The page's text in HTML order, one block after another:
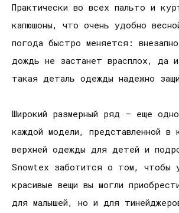
Практически во всех пальто и
капюшоны, что очень удобно
погода быстро меняется: внезапно
дождь не застанет врасплох, да
такая деталь одежды надежно
Широкий размерный ряд — еще
каждой модели, представленной в
верхней одежды для детей и
Snowtex заботится о том, чтобы
красивые вещи вы могли
для малышей, но и для